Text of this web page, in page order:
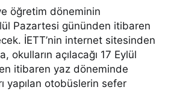
öğretim döneminin
Pazartesi gününden itibaren
İETT’nin internet sitesinden
okulların açılacağı 17 Eylül
itibaren yaz döneminde
yapılan otobüslerin sefer